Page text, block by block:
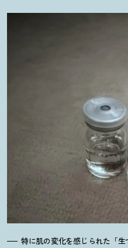
特に肌の変化を感じられた「